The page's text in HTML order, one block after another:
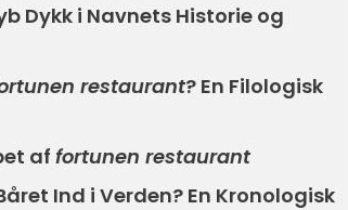
Dykk i Navnets Historie og
restaurant? En Filologisk
affortunen restaurant
Ind i Verden? En Kronologisk